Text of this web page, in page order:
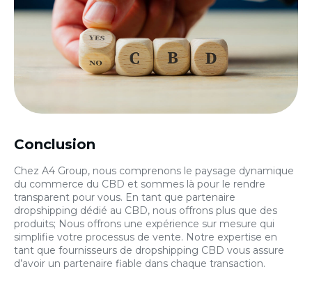
Conclusion
Chez A4 Group, nous comprenons le paysage dynamique
du commerce du CBD et sommes là pour le rendre
transparent pour vous. En tant que partenaire
dropshipping dédié au CBD, nous offrons plus que des
produits; Nous offrons une expérience sur mesure qui
simplifie votre processus de vente. Notre expertise en
tant que fournisseurs de dropshipping CBD vous assure
d’avoir un partenaire fiable dans chaque transaction.